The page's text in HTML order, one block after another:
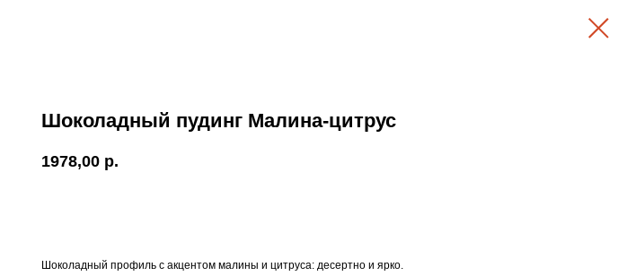
Шоколадный пудинг Малина-цитрус
1978,00 р.
Шоколадный профиль с акцентом малины и цитруса: десертно и ярко.